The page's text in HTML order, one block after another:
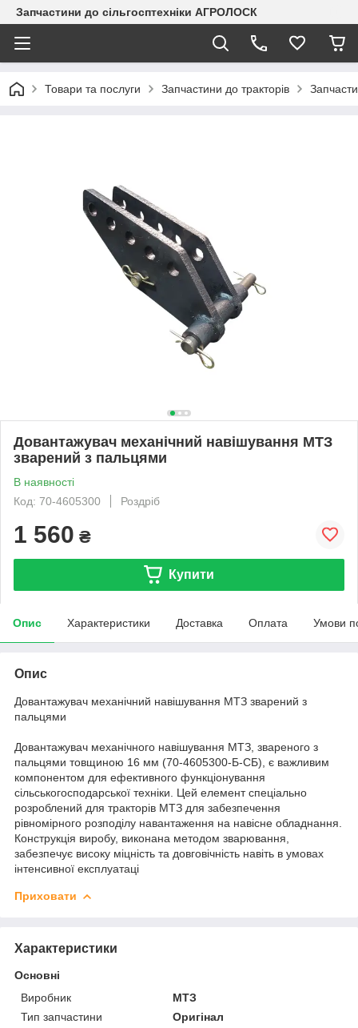
Запчастини до сільгосптехніки АГРОЛОСК
Товари та послуги Запчастини до тракторів
Довантажувач механічний навішування МТЗ
зварений з пальцями
В наявності
Код: 70-4605300
Роздріб
1 560 ₴
Купити
Опис Характеристики Доставка Оплата Умови
Опис
Довантажувач механічний навішування МТЗ зварений з
пальцями
Довантажувач механічного навішування МТЗ, звареного з
пальцями товщиною 16 мм (70-4605300-Б-СБ), є важливим
компонентом для ефективного функціонування
сільськогосподарської техніки. Цей елемент спеціально
розроблений для тракторів МТЗ для забезпечення
рівномірного розподілу навантаження на навісне обладнання.
Конструкція виробу, виконана методом зварювання,
забезпечує високу міцність та довговічність навіть в умовах
інтенсивної експлуатаці
Приховати
Характеристики
Основні
Виробник
МТЗ
Тип запчастини
Оригінал